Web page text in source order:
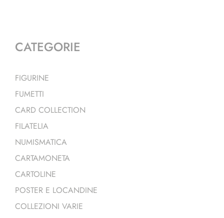
CATEGORIE
FIGURINE
FUMETTI
CARD COLLECTION
FILATELIA
NUMISMATICA
CARTAMONETA
CARTOLINE
POSTER E LOCANDINE
COLLEZIONI VARIE